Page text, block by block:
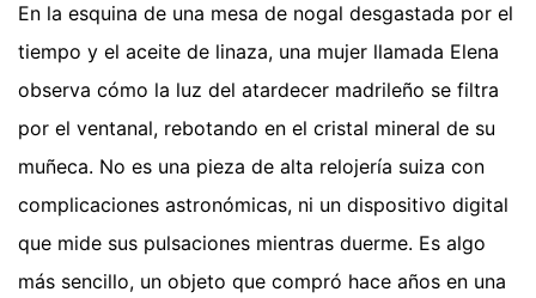
En la esquina de una mesa de nogal desgastada por el
tiempo y el aceite de linaza, una mujer llamada Elena
observa cómo la luz del atardecer madrileño se filtra
por el ventanal, rebotando en el cristal mineral de su
muñeca. No es una pieza de alta relojería suiza con
complicaciones astronómicas, ni un dispositivo digital
que mide sus pulsaciones mientras duerme. Es algo
más sencillo, un objeto que compró hace años en una